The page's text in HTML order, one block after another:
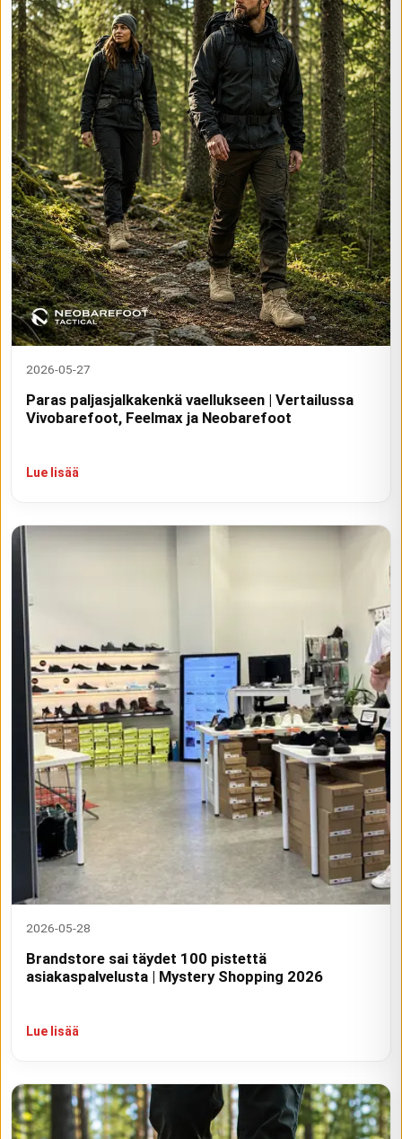
2026-05-27
Paras paljasjalkakenkä vaellukseen | Vertailussa
Vivobarefoot, Feelmax ja Neobarefoot
Lue lisää
2026-05-28
Brandstore sai täydet 100 pistettä
asiakaspalvelusta | Mystery Shopping 2026
Lue lisää